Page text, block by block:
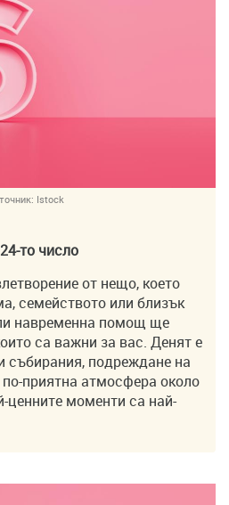
Istock
то число
от нещо, което
семейството или близък
навременна помощ ще
са важни за вас. Денят е
събирания, подреждане на
приятна атмосфера около
ценните моменти са най-